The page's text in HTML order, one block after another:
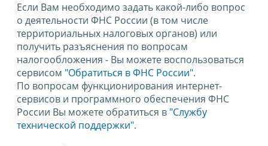
Если Вам необходимо задать какой-либо вопрос
о деятельности ФНС России (в том числе
территориальных налоговых органов) или
получить разъяснения по вопросам
налогообложения - Вы можете воспользоваться
сервисом "Обратиться в ФНС России".
По вопросам функционирования интернет-
сервисов и программного обеспечения ФНС
России Вы можете обратиться в "Службу
технической поддержки".